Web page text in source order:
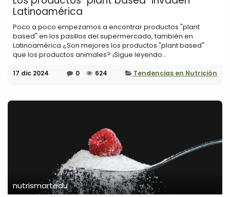
Latinoamérica
Poco a poco empezamos a encontrar productos "plant
based" en los pasillos del supermercado, también en
Latinoamérica ¿Son mejores los productos "plant based"
que los productos animales? ¡Sigue leyendo...
17 dic 2024 0 624 Tendencias en Nutrición
nutrismartedu